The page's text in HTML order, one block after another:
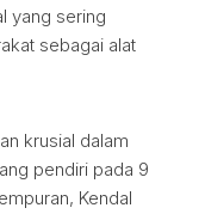
yang sering
sebagai alat
krusial dalam
pendiri pada 9
Kendal